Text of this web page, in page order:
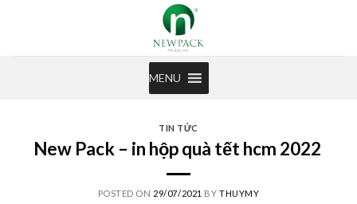
MENU
TIN TỨC
New Pack – in hộp quà tết hcm 2022
POSTED ON 29/07/2021 BYTHUYMY